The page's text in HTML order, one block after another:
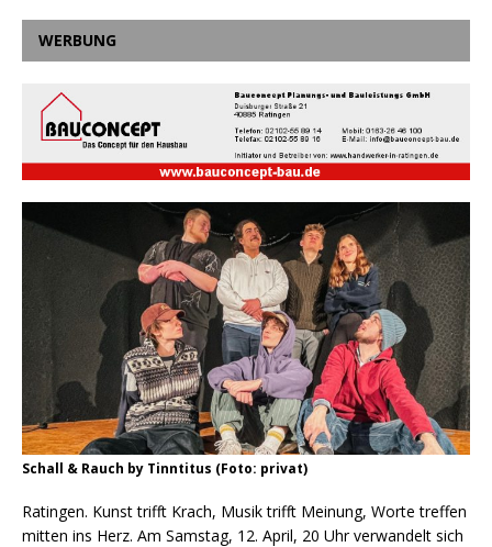
WERBUNG
Schall & Rauch by Tinntitus (Foto: privat)
Ratingen. Kunst trifft Krach, Musik trifft Meinung, Worte treffen
mitten ins Herz. Am Samstag, 12. April, 20 Uhr verwandelt sich